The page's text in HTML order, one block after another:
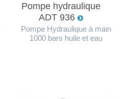
Pompe hydraulique
ADT 936
Pompe Hydraulique à main
1000 bars huile et eau